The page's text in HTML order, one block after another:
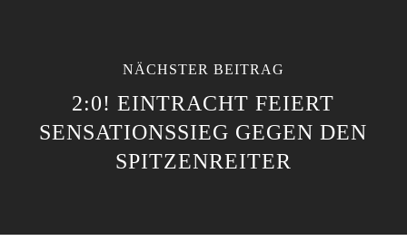
NÄCHSTER BEITRAG
2:0! EINTRACHT FEIERT
SENSATIONSSIEG GEGEN DEN
SPITZENREITER